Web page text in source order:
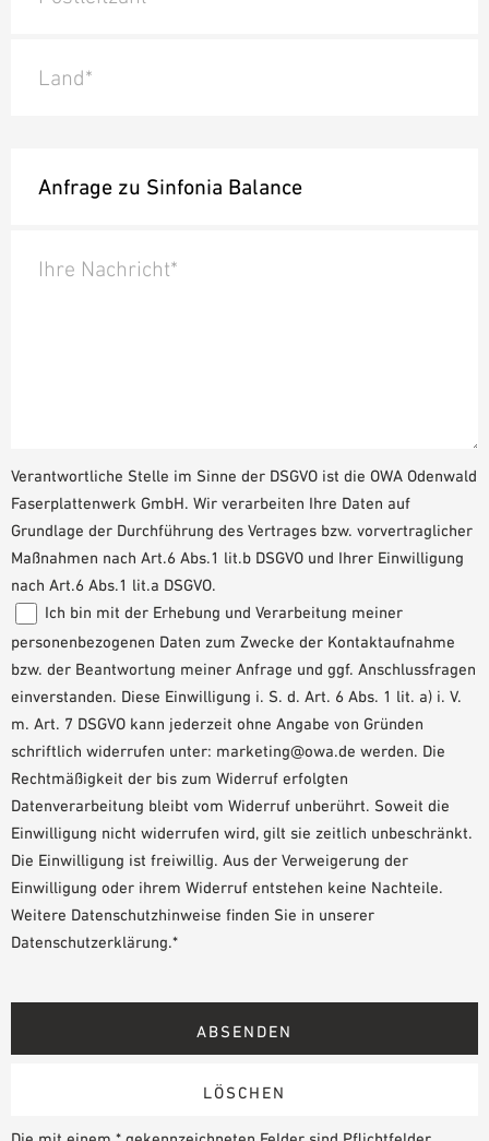
Land*
Ihre Nachricht*
Verantwortliche Stelle im Sinne der DSGVO ist die OWA Odenwald
Faserplattenwerk GmbH. Wir verarbeiten Ihre Daten auf
Grundlage der Durchführung des Vertrages bzw. vorvertraglicher
Maßnahmen nach Art.6 Abs.1 lit.b DSGVO und Ihrer Einwilligung
nach Art.6 Abs.1 lit.a DSGVO.
Ich bin mit der Erhebung und Verarbeitung meiner
personenbezogenen Daten zum Zwecke der Kontaktaufnahme
bzw. der Beantwortung meiner Anfrage und ggf. Anschlussfragen
einverstanden. Diese Einwilligung i. S. d. Art. 6 Abs. 1 lit. a) i. V.
m. Art. 7 DSGVO kann jederzeit ohne Angabe von Gründen
schriftlich widerrufen unter: marketing@owa.de werden. Die
Rechtmäßigkeit der bis zum Widerruf erfolgten
Datenverarbeitung bleibt vom Widerruf unberührt. Soweit die
Einwilligung nicht widerrufen wird, gilt sie zeitlich unbeschränkt.
Die Einwilligung ist freiwillig. Aus der Verweigerung der
Einwilligung oder ihrem Widerruf entstehen keine Nachteile.
Weitere Datenschutzhinweise finden Sie in unserer
Datenschutzerklärung.*